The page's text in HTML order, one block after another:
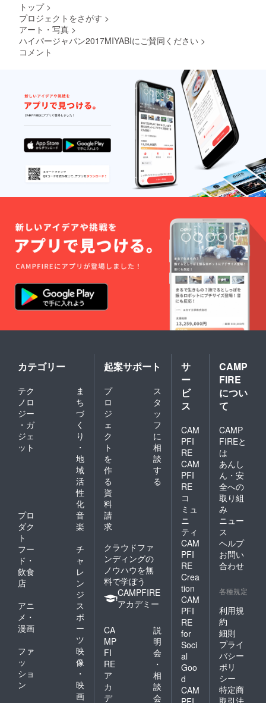
トップ >
プロジェクトをさがす >
アート・写真 >
ハイパージャパン2017MIYABIにご賛同ください >
コメント
カテゴリー
テク
ノロ
ジー
・ガ
ジェ
ット
ま
ち
づ
く
り
・
地
域
活
性
化
プロ
ダク
ト
音
楽
フー
ド・
飲食
店
チ
ャ
レ
ン
ジ
アニ
メ・
漫画
ス
ポ
ー
ツ
ファ
ッ
ショ
ン
映
像
・
映
画
起案サポート
プ
ロ
ジ
ェ
ク
ト
を
作
る
ス
タ
ッ
フ
に
相
談
す
る
資
料
請
求
クラウドファ
ンディングの
ノウハウを無
料で学ぼう
CAMPFIRE
アカデミー
CA
MP
FI
RE
ア
カ
デ
説
明
会
・
相
談
会
サ
ー
ビ
ス
CAM
PFI
RE
CAM
PFI
RE
コ
ミュ
ニ
ティ
CAM
PFI
RE
Crea
tion
CAM
PFI
RE
for
Soci
al
Goo
d
CAM
CAMP
FIRE
につい
て
CAMP
FIREと
は
あんし
ん・安
全への
取り組
み
ニュー
ス
ヘルプ
お問い
合わせ
各種規定
利用規
約
細則
プライ
バシー
ポリ
シー
特定商
取引法